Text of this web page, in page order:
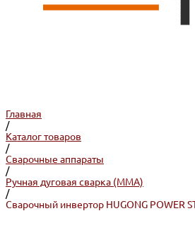
Главная
/
Каталог товаров
/
Сварочные аппараты
/
Ручная дуговая сварка (ММA)
/
Сварочный инвертор HUGONG POWER